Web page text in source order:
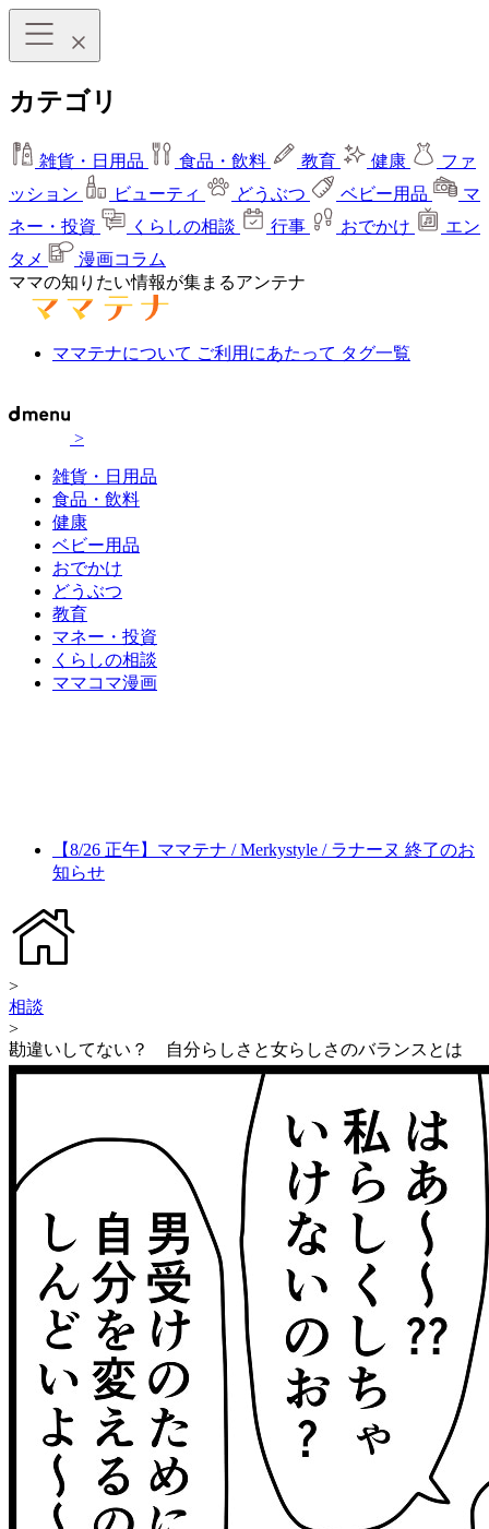
カテゴリ
雑貨・日用品 食品・飲料 教育 健康
ファ
ッション
ビューティ どうぶつ ベビー用品
マ
ネー・投資
くらしの相談 行事 おでかけ
エン
タメ
漫画コラム
ママの知りたい情報が集まるアンテナ
ママテナについて ご利用にあたって タグ一覧
>
雑貨・日用品
食品・飲料
健康
ベビー用品
おでかけ
どうぶつ
教育
マネー・投資
くらしの相談
ママコマ漫画
【8/26 正午】ママテナ / Merkystyle / ラナーヌ 終了のお
知らせ
>
相談
>
勘違いしてない？ 自分らしさと女らしさのバランスとは